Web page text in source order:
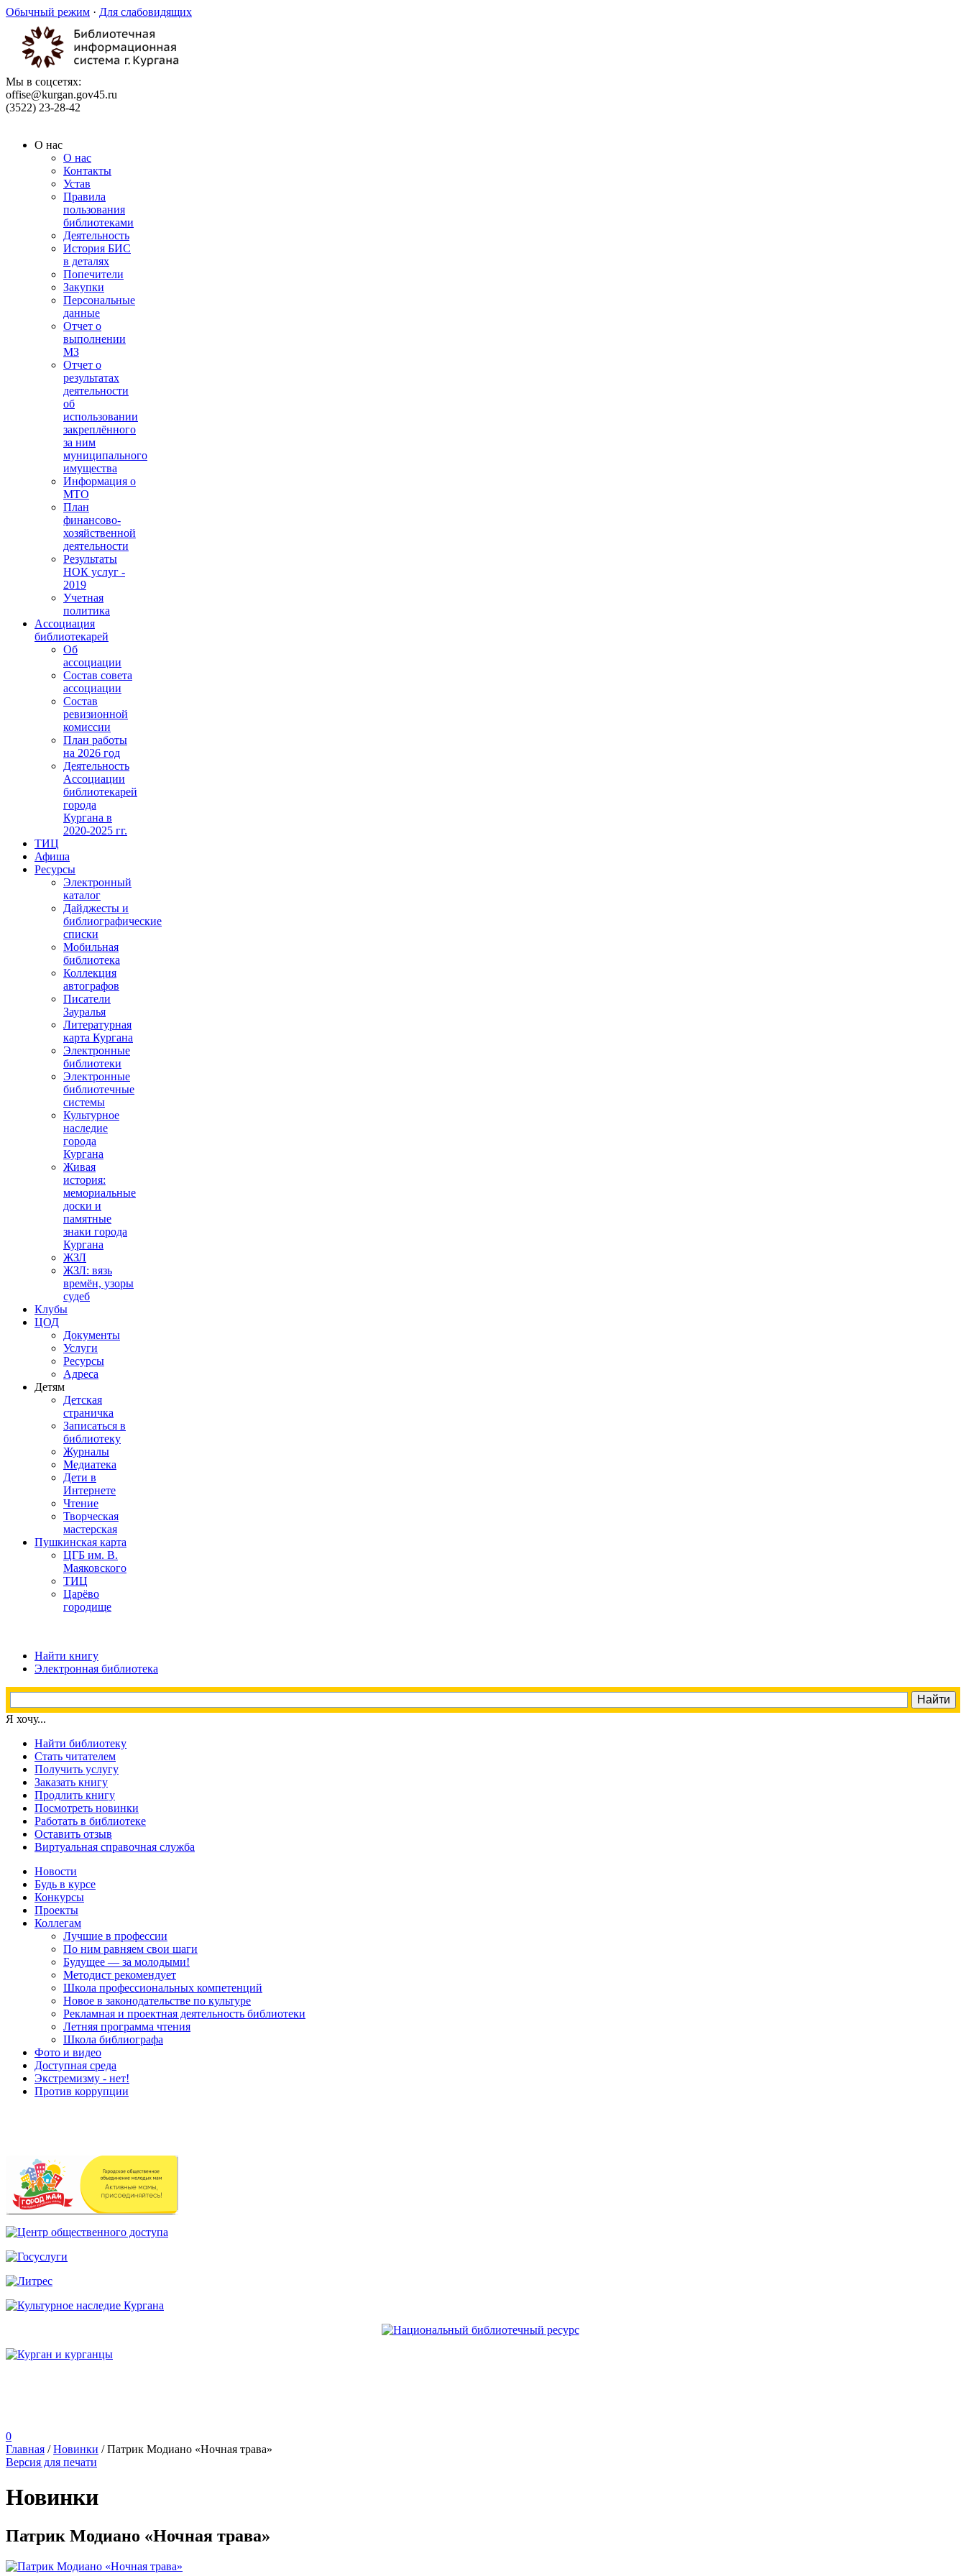
Обычный режим · Для слабовидящих
Мы в соцсетях:
offise@kurgan.gov45.ru
(3522) 23-28-42
О нас
О нас
Контакты
Устав
Правила
пользования
библиотеками
Деятельность
История БИС
в деталях
Попечители
Закупки
Персональные
данные
Отчет о
выполнении
МЗ
Отчет о
результатах
деятельности
об
использовании
закреплённого
за ним
муниципального
имущества
Информация о
МТО
План
финансово-
хозяйственной
деятельности
Результаты
НОК услуг -
2019
Учетная
политика
Ассоциация
библиотекарей
Об
ассоциации
Состав совета
ассоциации
Состав
ревизионной
комиссии
План работы
на 2026 год
Деятельность
Ассоциации
библиотекарей
города
Кургана в
2020-2025 гг.
ТИЦ
Афиша
Ресурсы
Электронный
каталог
Дайджесты и
библиографические
списки
Мобильная
библиотека
Коллекция
автографов
Писатели
Зауралья
Литературная
карта Кургана
Электронные
библиотеки
Электронные
библиотечные
системы
Культурное
наследие
города
Кургана
Живая
история:
мемориальные
доски и
памятные
знаки города
Кургана
ЖЗЛ
ЖЗЛ: вязь
времён, узоры
судеб
Клубы
ЦОД
Документы
Услуги
Ресурсы
Адреса
Детям
Детская
страничка
Записаться в
библиотеку
Журналы
Медиатека
Дети в
Интернете
Чтение
Творческая
мастерская
Пушкинская карта
ЦГБ им. В.
Маяковского
ТИЦ
Царёво
городище
Найти книгу
Электронная библиотека
Я хочу...
Найти библиотеку
Стать читателем
Получить услугу
Заказать книгу
Продлить книгу
Посмотреть новинки
Работать в библиотеке
Оставить отзыв
Виртуальная справочная служба
Новости
Будь в курсе
Конкурсы
Проекты
Коллегам
Лучшие в профессии
По ним равняем свои шаги
Будущее — за молодыми!
Методист рекомендует
Школа профессиональных компетенций
Новое в законодательстве по культуре
Рекламная и проектная деятельность библиотеки
Летняя программа чтения
Школа библиографа
Фото и видео
Доступная среда
Экстремизму - нет!
Против коррупции
0
Главная /Новинки /Патрик Модиано «Ночная трава»
Версия для печати
Новинки
Патрик Модиано «Ночная трава»